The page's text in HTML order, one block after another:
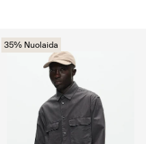
35% Nuolaida